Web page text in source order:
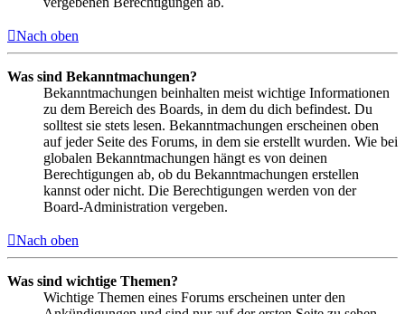
Nach oben
Was sind Bekanntmachungen?
Bekanntmachungen beinhalten meist wichtige Informationen
zu dem Bereich des Boards, in dem du dich befindest. Du
solltest sie stets lesen. Bekanntmachungen erscheinen oben
auf jeder Seite des Forums, in dem sie erstellt wurden. Wie bei
globalen Bekanntmachungen hängt es von deinen
Berechtigungen ab, ob du Bekanntmachungen erstellen
kannst oder nicht. Die Berechtigungen werden von der
Board-Administration vergeben.
Nach oben
Was sind wichtige Themen?
Wichtige Themen eines Forums erscheinen unter den